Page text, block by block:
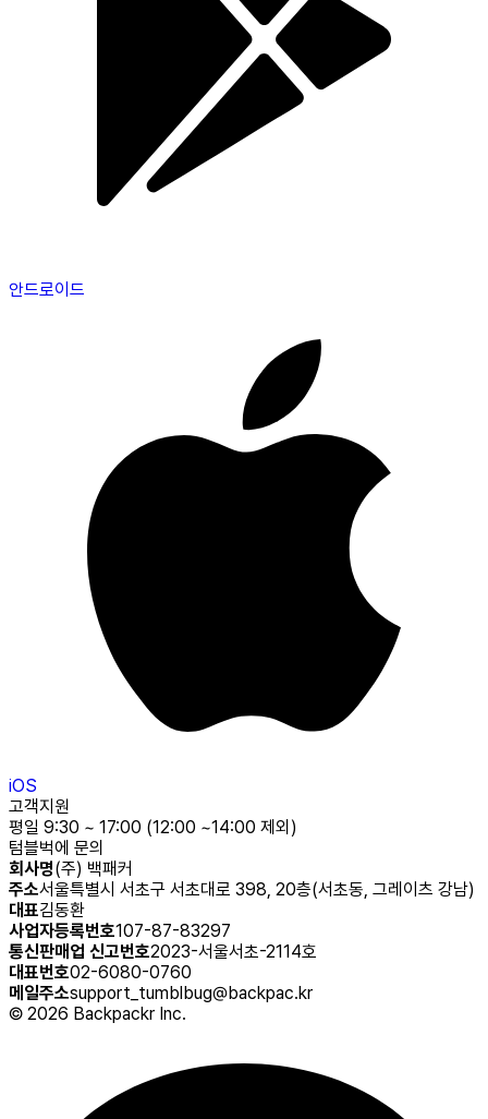
안드로이드
iOS
고객지원
평일 9:30 ~ 17:00 (12:00 ~14:00 제외)
텀블벅에 문의
회사명(주) 백패커
주소서울특별시 서초구 서초대로 398, 20층(서초동, 그레이츠 강남)
대표김동환
사업자등록번호107-87-83297
통신판매업 신고번호2023-서울서초-2114호
대표번호02-6080-0760
메일주소support_tumblbug@backpac.kr
© 2026 Backpackr Inc.